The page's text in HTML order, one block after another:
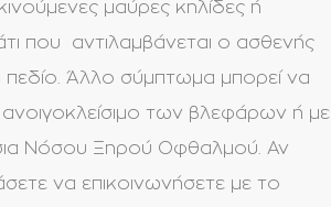
μαύρες κηλίδες ή
που αντιλαμβάνεται ο ασθενής
Άλλο σύμπτωμα μπορεί να
των βλεφάρων ή με
Νόσου Ξηρού Οφθαλμού. Αν
να επικοινωνήσετε με το